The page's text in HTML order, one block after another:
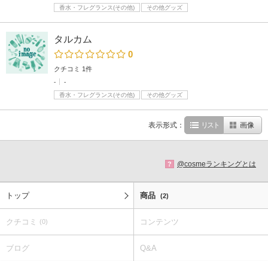
香水・フレグランス(その他)
その他グッズ
タルカム
0
クチコミ 1件
-
-
香水・フレグランス(その他)
その他グッズ
表示形式： リスト 画像
? @cosmeランキングとは
トップ 商品 (2)
クチコミ (0) コンテンツ
ブログ Q&A